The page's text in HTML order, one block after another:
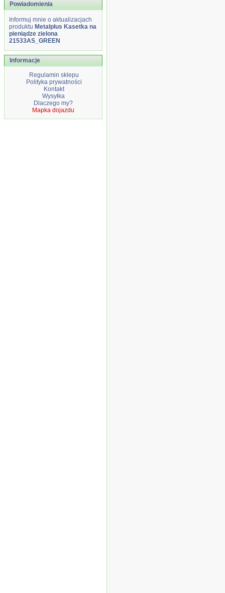
Powiadomienia
Informuj mnie o aktualizacjach
produktu Metalplus Kasetka na
pieniądze zielona
21533AS_GREEN
Informacje
Regulamin sklepu
Polityka prywatności
Kontakt
Wysyłka
Dlaczego my?
Mapka dojazdu